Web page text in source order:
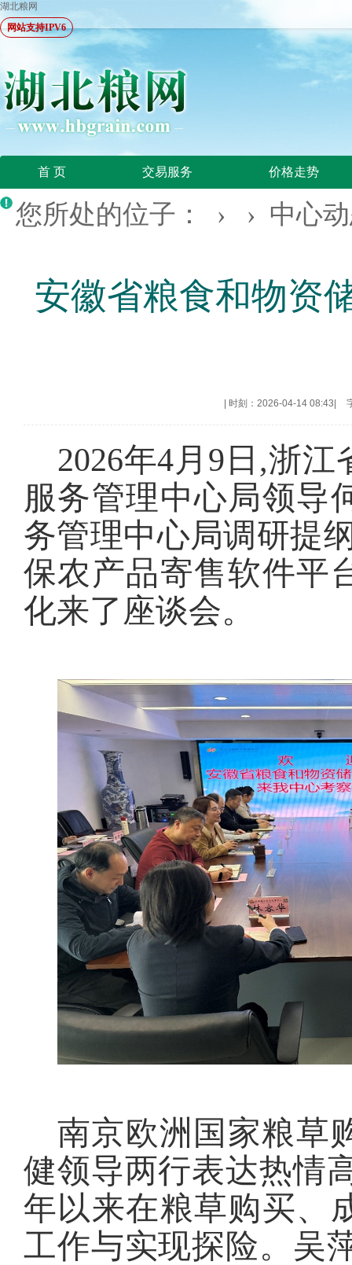
湖北粮网
网站支持IPV6
首 页 交易服务 价格走势
您所处的位子： › › 中心
安徽省粮食和物资
时刻：2026-04-14 08:43
2026年4月9日,浙
服务管理中心局领导
务管理中心局调研提
保农产品寄售软件平
化来了座谈会。
南京欧洲国家粮草
健领导两行表达热情
年以来在粮草购买、
工作与实现探险。吴